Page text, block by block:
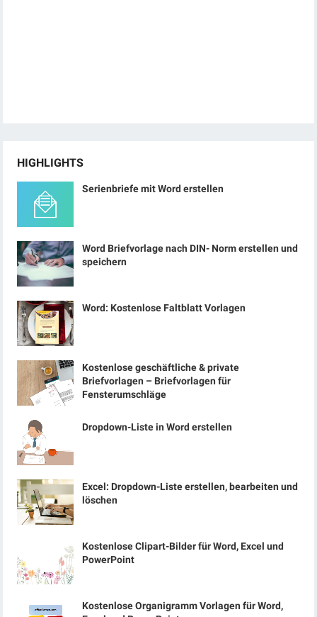
HIGHLIGHTS
Serienbriefe mit Word erstellen
Word Briefvorlage nach DIN- Norm erstellen und
speichern
Word: Kostenlose Faltblatt Vorlagen
Kostenlose geschäftliche & private
Briefvorlagen – Briefvorlagen für
Fensterumschläge
Dropdown-Liste in Word erstellen
Excel: Dropdown-Liste erstellen, bearbeiten und
löschen
Kostenlose Clipart-Bilder für Word, Excel und
PowerPoint
Kostenlose Organigramm Vorlagen für Word,